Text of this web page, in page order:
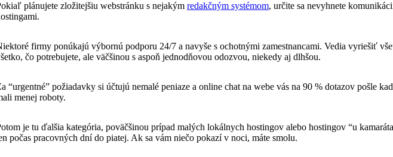
plánujete zložitejšiu webstránku s nejakým redakčným systémom, určite sa nevyhnete
firmy ponúkajú výbornú podporu 24/7 a navyše s ochotnými zamestnancami. Vedia vyriešiť
čo potrebujete, ale väčšinou s aspoň jednodňovou odozvou, niekedy aj dlhšou.
“urgentné” požiadavky si účtujú nemalé peniaze a online chat na webe vás na 90 % dotazov pošle
menej roboty.
je tu ďalšia kategória, poväčšinou prípad malých lokálnych hostingov alebo hostingov “u
počas pracovných dní do piatej. Ak sa vám niečo pokazí v noci, máte smolu.